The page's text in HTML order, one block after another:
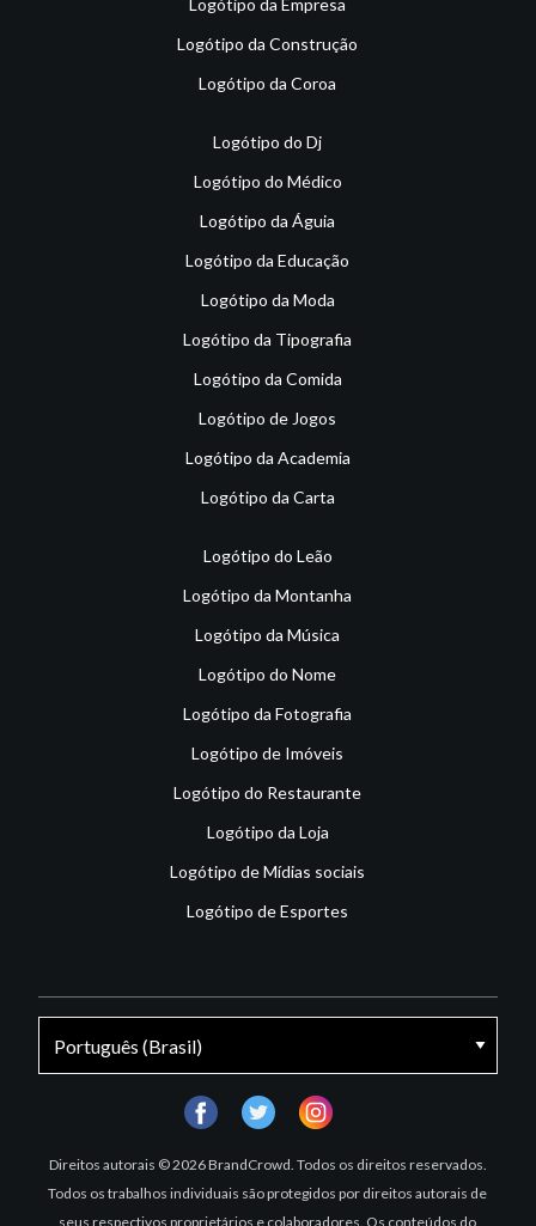
Logótipo da Construção
Logótipo da Coroa
Logótipo do Dj
Logótipo do Médico
Logótipo da Águia
Logótipo da Educação
Logótipo da Moda
Logótipo da Tipografia
Logótipo da Comida
Logótipo de Jogos
Logótipo da Academia
Logótipo da Carta
Logótipo do Leão
Logótipo da Montanha
Logótipo da Música
Logótipo do Nome
Logótipo da Fotografia
Logótipo de Imóveis
Logótipo do Restaurante
Logótipo da Loja
Logótipo de Mídias sociais
Logótipo de Esportes
Direitos autorais © 2026 BrandCrowd. Todos os direitos reservados.
Todos os trabalhos individuais são protegidos por direitos autorais de
seus respectivos proprietários e colaboradores. Os conteúdos do
facebooktwitter instagram